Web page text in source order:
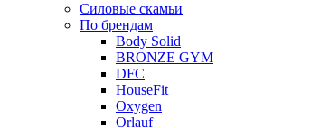
Силовые скамьи
По брендам
Body Solid
BRONZE GYM
DFC
HouseFit
Oxygen
Orlauf